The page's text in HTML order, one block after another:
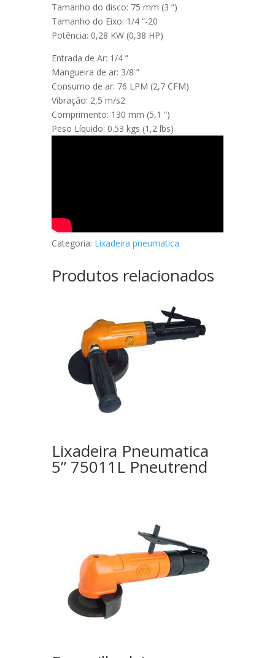
Tamanho do disco: 75 mm (3 “)
Tamanho do Eixo: 1/4 “-20
Potência: 0,28 KW (0,38 HP)
Entrada de Ar: 1/4 ”
Mangueira de ar: 3/8 ”
Consumo de ar: 76 LPM (2,7 CFM)
Vibração: 2,5 m/s2
Comprimento: 130 mm (5,1 “)
Peso Líquido: 0.53 kgs (1,2 lbs)
Categoria: Lixadeira pneumatica
Produtos relacionados
Lixadeira Pneumatica
5” 75011L Pneutrend